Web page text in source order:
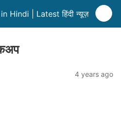
Hindi | Latest हिंदी न्यूज़
4 years ago